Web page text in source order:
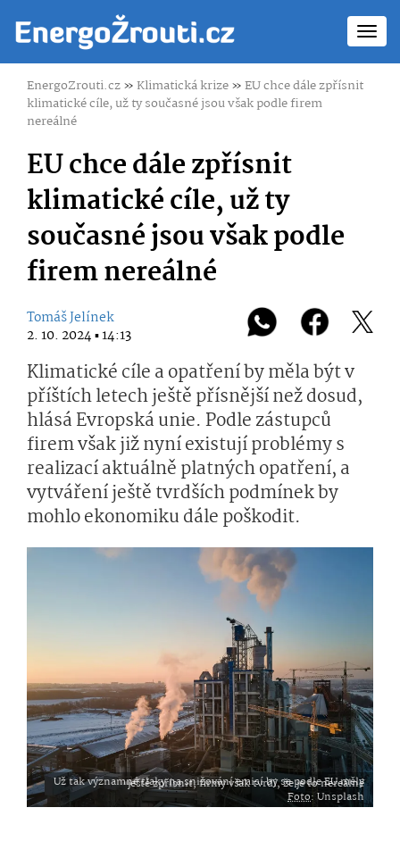
EnergoZrouti.cz»Klimatická krize»EU chce dále zpřísnit
klimatické cíle, už ty současné jsou však podle firem
nereálné
EU chce dále zpřísnit
klimatické cíle, už ty
současné jsou však podle
firem nereálné
Tomáš Jelínek
2. 10. 2024 ▪ 14:13
Klimatické cíle a opatření by měla být v
příštích letech ještě přísnější než dosud,
hlásá Evropská unie. Podle zástupců
firem však již nyní existují problémy s
realizací aktuálně platných opatření, a
vytváření ještě tvrdších podmínek by
mohlo ekonomiku dále poškodit.
Už tak významné tlaky na snižování emisí by se podle EU měly ještě zpřísnit, firmy však tvrdí, že je to nereálné
Foto: Unsplash